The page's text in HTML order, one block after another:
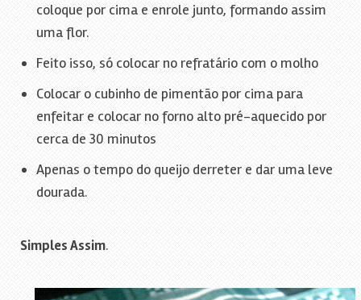
coloque por cima e enrole junto, formando assim
uma flor.
Feito isso, só colocar no refratário com o molho
Colocar o cubinho de pimentão por cima para
enfeitar e colocar no forno alto pré-aquecido por
cerca de 30 minutos
Apenas o tempo do queijo derreter e dar uma leve
dourada.
Simples Assim.